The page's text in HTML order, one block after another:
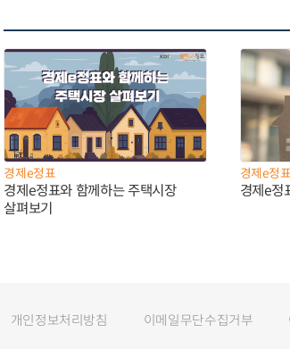
경제e정표
경제e정표와 함께하는 주택시장
살펴보기
경제e정표
경제e정
개인정보처리방침 이메일무단수집거부